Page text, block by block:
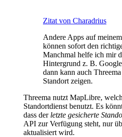
Zitat von Charadrius
Andere Apps auf
können sofort den
Manchmal helfe ich mir
Hintergrund z. B.
dann kann auch
Standort zeigen.
Threema nutzt MapLibre,
Standortdienst benutzt. Es
dass der letzte gesicherte
API zur Verfügung steht, nur
aktualisiert wird.